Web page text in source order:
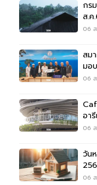
กร
ส.
06
สม
มอ
รอ
06
อา
06
วัน
หยุ
06